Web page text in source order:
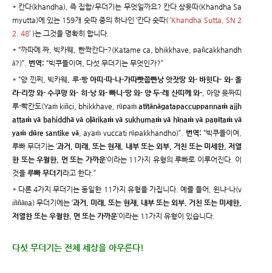
* 칸다(khandha), 즉 집합/무더기는 무엇일까요? 칸다 상윳따(Khandha Sa
myutta)에 있는 159개 숫따 중의 하나인 ‘칸다 숫따( ‘Khandha Sutta, SN 2
2. 48’ )는 그것을 명확히 합니다.
* “까따메 짜, 빅카웨, 빤짝칸다-?(Katame ca, bhikkhave, pañcakkhandh
ā?)”. 번역: “빅쿠들이여, 다섯 무더기는 무엇인가?”
* “양 낀찌, 빅카웨, 루-빵 아띠-따-나-가따빳쭙빤낭 앗잣땅 와- 바힛다- 와- 올
라-리깡 와- 수쿠망 와- 히-낭 와- 빠니-땅 와- 양 두-레 산띠께 와-, 아양 윳짜띠
루-빡칸도(Yaṁ kiñci, bhikkhave, rūpaṁ atītānāgatapaccuppannaṁ ajjh
attaṁ vā bahiddhā vā oḷārikaṁ vā sukhumaṁ vā hīnaṁ vā paṇītaṁ vā
yaṁ dūre santike vā, ayaṁ vuccati rūpakkhandho)”. 번역: “빅쿠들이여,
루빠 무더기는 ‘과거, 미래, 또는 현재, 내부 또는 외부, 거친 또는 미세한, 저열
한 또는 우월한, 먼 또는 가까운’이라는 11가지 유형의 루빠로 이루어진다. 이
것을 루빠 무더기 라고 한다.”
* 다른 4가지 무더기는 동일한 11가지 유형을 가집니다. 예를 들어, 윈냐-나(v
iññāṇa) 무더기에는 ‘과거, 미래, 또는 현재, 내부 또는 외부, 거친 또는 미세한,
저열한 또는 우월한, 먼 또는 가까운’이라는 11가지 유형이 있습니다.
다섯 무더기는 전체 세상을 아우른다!